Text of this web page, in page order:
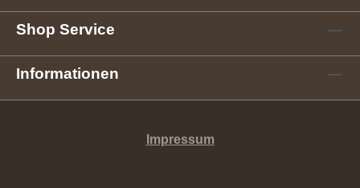
Shop Service
Informationen
Impressum